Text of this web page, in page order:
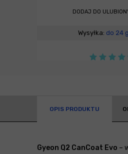
DODAJ DO
Wysyłka: do 24
OPIS PRODUKTU
Gyeon Q2 CanCoat Evo –